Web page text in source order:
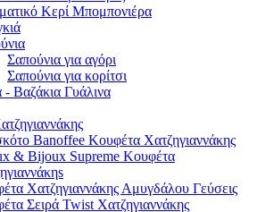
Κερί Μπομπονιέρα
Σαπούνια για αγόρι
Σαπούνια για κορίτσι
Βαζάκια Γυάλινα
Banoffee Κουφέτα Χατζηγιαννάκης
& Bijoux Supreme Κουφέτα
Χατζηγιαννάκης Αμυγδάλου Γεύσεις
Σειρά Twist Χατζηγιαννάκης